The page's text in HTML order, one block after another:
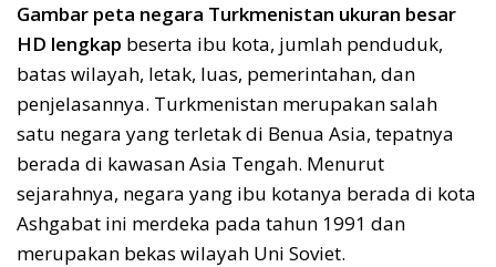
Gambar peta negara Turkmenistan ukuran besar
HD lengkap beserta ibu kota, jumlah penduduk,
batas wilayah, letak, luas, pemerintahan, dan
penjelasannya. Turkmenistan merupakan salah
satu negara yang terletak di Benua Asia, tepatnya
berada di kawasan Asia Tengah. Menurut
sejarahnya, negara yang ibu kotanya berada di kota
Ashgabat ini merdeka pada tahun 1991 dan
merupakan bekas wilayah Uni Soviet.